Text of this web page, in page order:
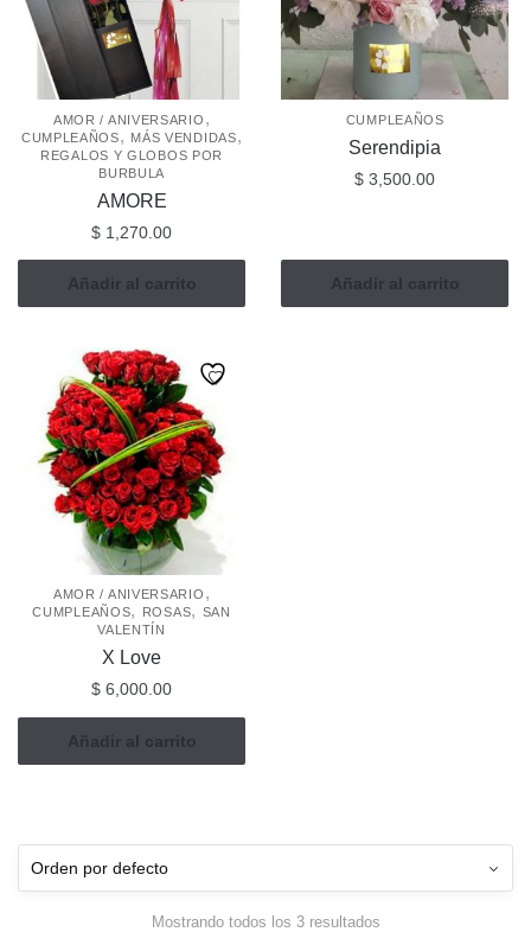
AMOR / ANIVERSARIO ,
CUMPLEAÑOS, MÁS VENDIDAS,
REGALOS Y GLOBOS POR
BURBULA
AMORE
$ 1,270.00
Añadir al carrito
CUMPLEAÑOS
Serendipia
$ 3,500.00
Añadir al carrito
AMOR / ANIVERSARIO ,
CUMPLEAÑOS, ROSAS, SAN
VALENTÍN
X Love
$ 6,000.00
Añadir al carrito
Mostrando todos los 3 resultados